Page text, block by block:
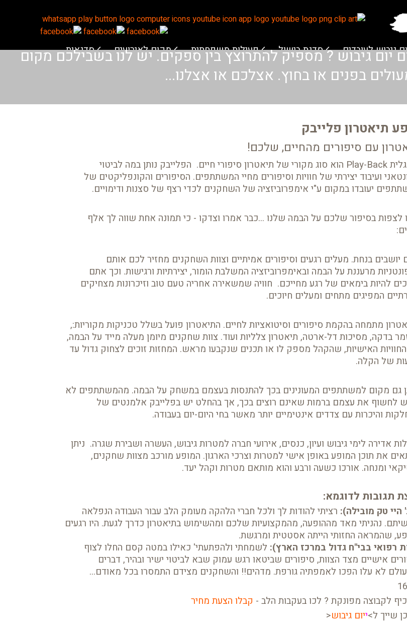
גיבוש לעובדים סדנת בישול פעילות משפחתית מקום לאירועים
סדנאות
יום גיבוש ? מספיק להתרוצץ בין ספקים. יש לנו בשבילכם מקום
בפנים או בחוץ. אצלכם או אצלנו...
תיאטרון פלייבק
עם סיפורים מהחיים, שלכם!
באנגלית Play-Back הוא סוג מקורי של תיאטרון סיפורי חיים. הפלייבק נותן במה לביטוי
ועיבוד יצירתי של חוויות וסיפורים מחיי המשתתפים. הסיפורים והקונפליקטים של
יעובדו במקום ע"י אימפרוביזציה של השחקנים לכדי רצף של סצנות ודימויים.
לצפות בסיפור שלכם על הבמה שלנו ...כבר אמרו וצדקו - כי תמונה אחת שווה לך אלף
יושבים בנחת. מעלים רגעים וסיפורים אמיתיים וצוות השחקנים מחזיר לכם אותם
מרעננת על הבמה ובאימפרוביזציה המשלבת הומור, יצירתיות ורגישות. וכך אתם
להיות בימאים של רגע מחייכם. חוויה שמשאירה אחריה טעם טוב וזיכרונות מצחיקים
המפיגים מתחים ומעלים חיוכים.
מתמחה בהקמת סיפורים וסיטואציות לחיים. התיאטרון פועל בשלל טכניקות מקוריות:,
בדקה, מסיכות דל-ארטה, תיאטרון צלליות ועוד. צוות שחקנים מיומן מעלה מייד על הבמה,
האישיות, שהקהל מספק לו או תכנים שנקבעו מראש. המחזות זוכים לצחוק גדול עד
של הקלה.
גם מקום למשתתפים המעונינים בכך להתנסות בעצמם במשחק על הבמה. מהמשתתפים לא
לחשוף את עצמם ברמות שאינם רוצים בכך, אך בהחלט יש בפלייבק אלמנטים של
והיכרות עם צדדים אינטימיים יותר מאשר בחי היום-יום בעבודה.
אדירה לימי גיבוש ועיון, כנסים, אירועי חברה למטרות גיבוש, העשרה ושבירת שגרה. ניתן
את תוכן המופע באופן אישי למטרות וצרכי הארגון. המופע מורכב מצוות שחקנים,
ומנחה. אורכו כשעה ורבע והוא מותאם מטרות וקהל יעד.
תגובות לדוגמא:
היי טק מובילה): רציתי להודות לך ולכל חברי הלהקה מעומק הלב עבור העבודה הנפלאה
נהניתי מאד מההופעה, מהמקצועיות שלכם ומהשימוש בתיאטרון כדרך לגעת. היו רגעים
שהמראה החזותי הייתה אסטטית ומרגשת.
רפואי בבי"ח גדול במרכז הארץ): לשמחתי ולהפתעתי' כאילו במטה קסם החלו לצוף
אישיים מצד הצוות, סיפורים שביטאו רגש עמוק שבא לביטוי ישיר ובהיר, דברים
לא עלו הפכו לאמפתיה גורפת. מדהים!! והשחקנים מצידם התמסרו בכל מאודם...
כיף לקבוצה מפונקת ? לכו בעקבות הלב - קבלו הצעת מחיר
שייך ל>ייום גיבוש<